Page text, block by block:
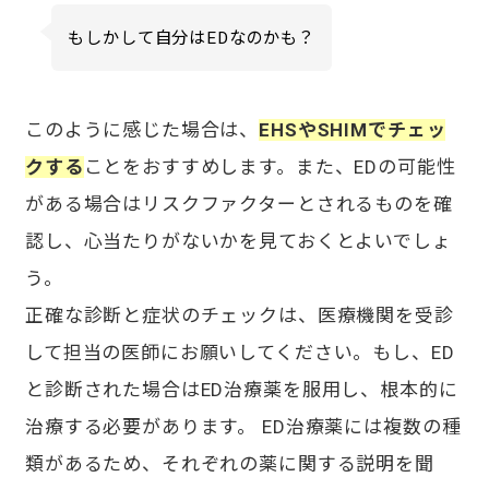
もしかして自分はEDなのかも？
このように感じた場合は、 EHSやSHIMでチェッ
クする ことをおすすめします。また、EDの可能性
がある場合はリスクファクターとされるものを確
認し、心当たりがないかを見ておくとよいでしょ
う。
正確な診断と症状のチェックは、医療機関を受診
して担当の医師にお願いしてください。もし、ED
と診断された場合はED治療薬を服用し、根本的に
治療する必要があります。 ED治療薬には複数の種
類があるため、それぞれの薬に関する説明を聞